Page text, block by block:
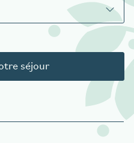
séjour